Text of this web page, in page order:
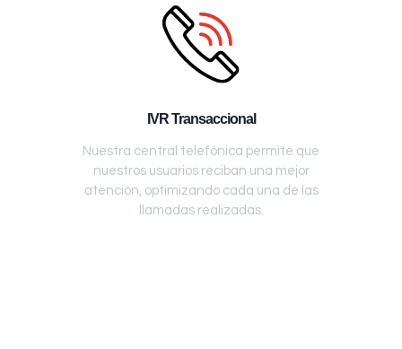
IVR Transaccional
Nuestra central telefónica permite que
nuestros usuarios reciban una mejor
atención, optimizando cada una de las
llamadas realizadas.